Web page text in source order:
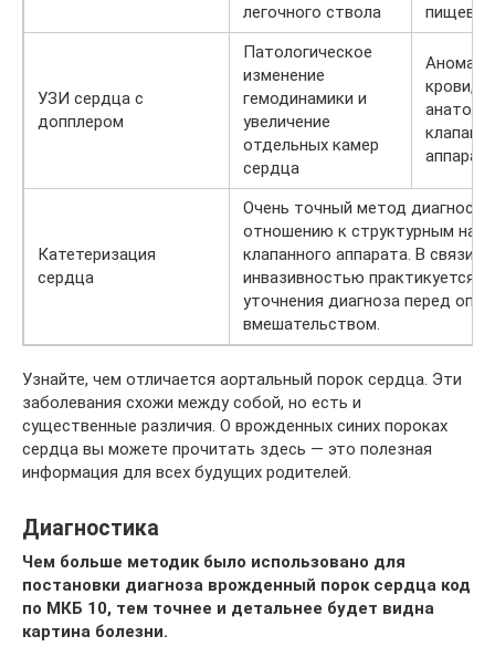
легочного ствола
УЗИ сердца с
допплером
Патологическое
изменение
гемодинамики и
увеличение
отдельных камер
сердца
крови,
Катетеризация
сердца
Очень точный метод
отношению к структурным
клапанного аппарата. В связи с
инвазивностью практикуется
уточнения диагноза перед
вмешательством.
Узнайте, чем отличается аортальный порок сердца. Эти
заболевания схожи между собой, но есть и
существенные различия. О врожденных синих пороках
сердца вы можете прочитать здесь — это полезная
информация для всех будущих родителей.
Диагностика
Чем больше методик было использовано для
постановки диагноза врожденный порок сердца код
по МКБ 10, тем точнее и детальнее будет видна
картина болезни.